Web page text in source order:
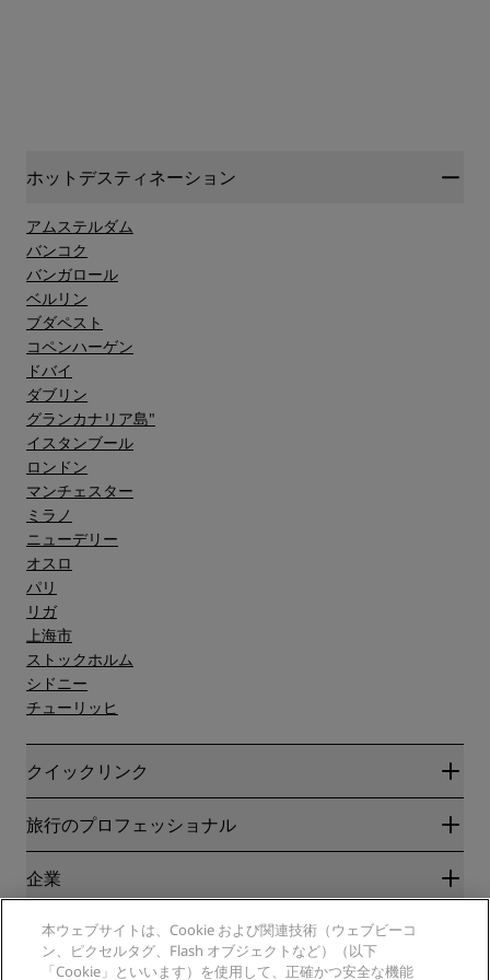
ホットデスティネーション
アムステルダム
バンコク
バンガロール
ベルリン
ブダペスト
コペンハーゲン
ドバイ
ダブリン
グランカナリア島"
イスタンブール
ロンドン
マンチェスター
ミラノ
ニューデリー
オスロ
パリ
リガ
上海市
ストックホルム
シドニー
チューリッヒ
クイックリンク
Radisson Rewards
ブログ
目的地
ラディソンホテルアプリ
スポーツ認定ホテル
旅行のプロフェッショナル
パートナー
旅行代理店
企業
Radisson Hotel Group
メディア
キャリアRHG
法務
本ウェブサイトは、Cookie および関連技術（ウェブビーコ
ン、ピクセルタグ、Flash オブジェクトなど）（以下
「Cookie」といいます）を使用して、正確かつ安全な機能